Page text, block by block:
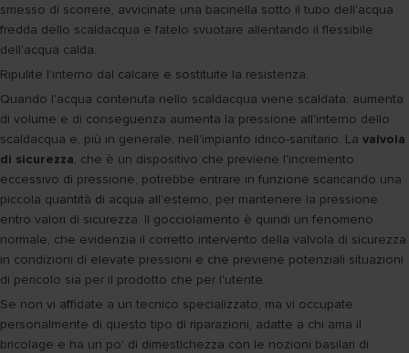
smesso di scorrere, avvicinate una bacinella sotto il tubo dell'acqua
fredda dello scaldacqua e fatelo svuotare allentando il flessibile
dell'acqua calda.
Ripulite l'interno dal calcare e sostituite la resistenza.
Quando l'acqua contenuta nello scaldacqua viene scaldata, aumenta
di volume e di conseguenza aumenta la pressione all'interno dello
scaldacqua e, più in generale, nell'impianto idrico-sanitario. La valvola
di sicurezza, che è un dispositivo che previene l'incremento
eccessivo di pressione, potrebbe entrare in funzione scaricando una
piccola quantità di acqua all'esterno, per mantenere la pressione
entro valori di sicurezza. Il gocciolamento è quindi un fenomeno
normale, che evidenzia il corretto intervento della valvola di sicurezza
in condizioni di elevate pressioni e che previene potenziali situazioni
di pericolo sia per il prodotto che per l'utente.
Se non vi affidate a un tecnico specializzato, ma vi occupate
personalmente di questo tipo di riparazioni, adatte a chi ama il
bricolage e ha un po' di dimestichezza con le nozioni basilari di